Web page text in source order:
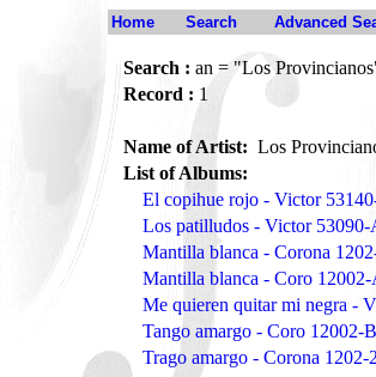
Home Search Advanced
Search : an = "Los
Record : 1
Name of Artist: Los
List of Albums:
El copihue rojo - Victor
Los patilludos - Victor 53090-
Mantilla blanca - Corona
Mantilla blanca - Coro 12002-
Me quieren quitar mi negra -
Tango amargo - Coro 12002-B
Trago amargo - Corona 1202-